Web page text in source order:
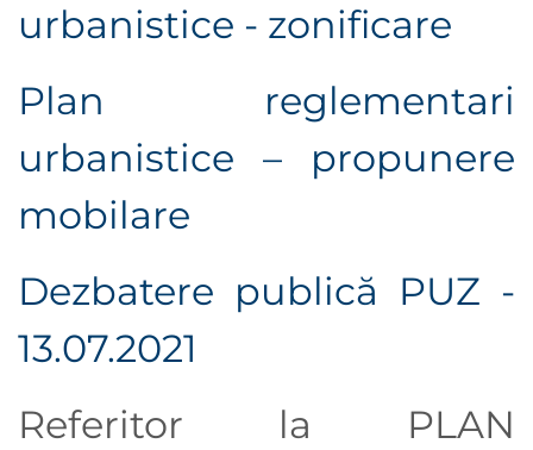
urbanistice - zonificare
Plan reglementari
urbanistice – propunere
mobilare
Dezbatere publică PUZ -
13.07.2021
Referitor la PLAN